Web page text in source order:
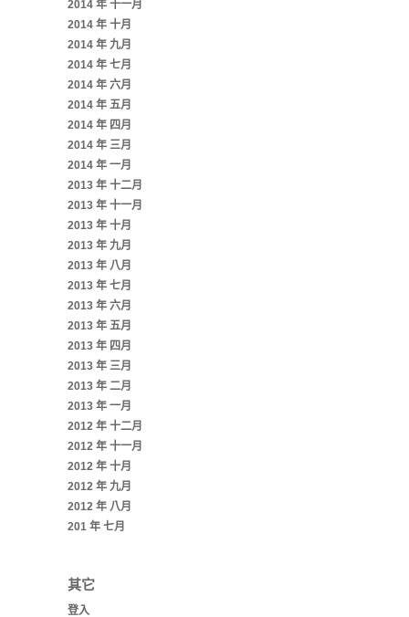
2014 年 十一月
2014 年 十月
2014 年 九月
2014 年 七月
2014 年 六月
2014 年 五月
2014 年 四月
2014 年 三月
2014 年 一月
2013 年 十二月
2013 年 十一月
2013 年 十月
2013 年 九月
2013 年 八月
2013 年 七月
2013 年 六月
2013 年 五月
2013 年 四月
2013 年 三月
2013 年 二月
2013 年 一月
2012 年 十二月
2012 年 十一月
2012 年 十月
2012 年 九月
2012 年 八月
201 年 七月
其它
登入